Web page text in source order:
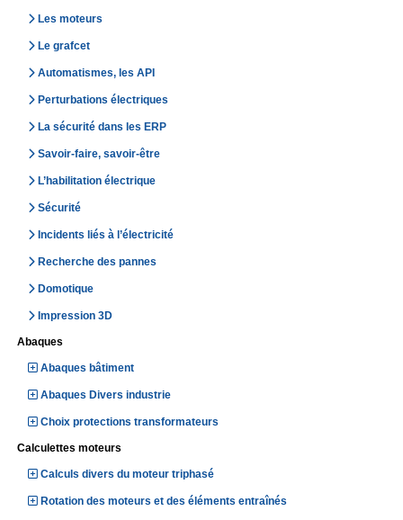
Les moteurs
Le grafcet
Automatismes, les API
Perturbations électriques
La sécurité dans les ERP
Savoir-faire, savoir-être
L’habilitation électrique
Sécurité
Incidents liés à l’électricité
Recherche des pannes
Domotique
Impression 3D
Abaques
Abaques bâtiment
Abaques Divers industrie
Choix protections transformateurs
Calculettes moteurs
Calculs divers du moteur triphasé
Rotation des moteurs et des éléments entraînés